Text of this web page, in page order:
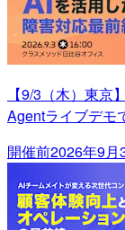
【9/3（木）東
Agentライブデモ
開催前2026年9月